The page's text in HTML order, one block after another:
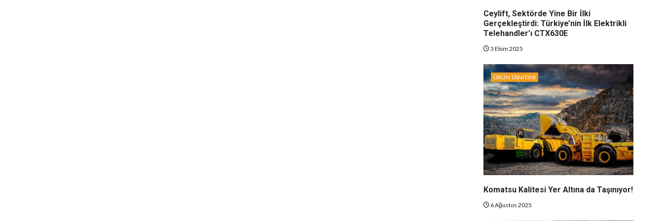
Ceylift, Sektörde Yine Bir İlki
Gerçekleştirdi: Türkiye’nin İlk Elektrikli
Telehandler’ı CTX630E
3 Ekim 2025
ÜRÜN TANITIMI
Komatsu Kalitesi Yer Altına da Taşınıyor!
6 Ağustos 2025